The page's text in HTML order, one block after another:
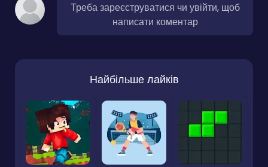
Треба зареєструватися чи увійти, щоб
написати коментар
Найбільше лайків